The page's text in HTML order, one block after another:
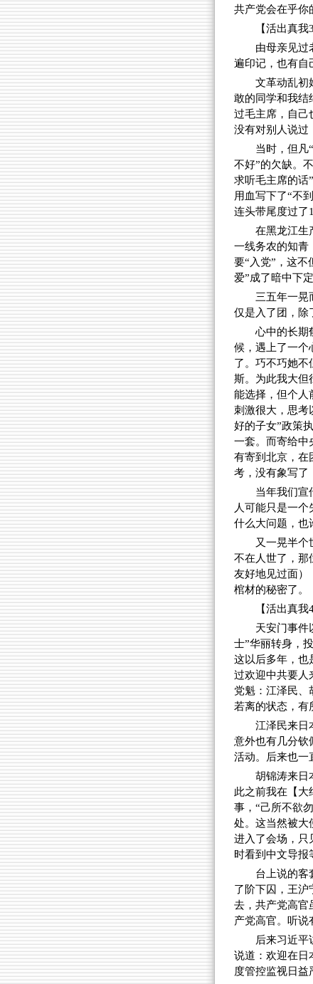
共产党会在乎你
【活出真
由母亲见过
遍印记，也有自
文革动乱初
敢的同学和我结
过毛主席，自己
没有对别人说过
当时，但凡
不好”的欠缺。
求听毛主席的话
用血写下了“不
连头带尾度过了
在黑龙江生
一线务农的知青
要“入党”，这不
爱”成了暗中下
三五年一晃
仅是入了团，除
心中的长期
候，遇上了一个
了。巧不巧她不
斯。为此我大但
能选择，但个人
刺激很大，思考
好的子女”政策
一套。而寄给中
有寄到北京，在
考，没有象写了
当年我们宣
人可能只是一
什么大问题，也
又一晃半个
不在人世了，那
友好地见过面）
棺材的秘密了。
【活出真
天安门事件
士”华丽转身，
这以后多年，也
过欢迎中共要人
党魁：江泽民、
若离的状态，有
江泽民来日
意外也有几分钦
活动。后来也一
胡锦涛来日
此之前我在【大
事，“己所不欲
处。这当然被大
进入了会场，只
时看到中文导报
台上说的客
了阶下囚，王沪
去，共产党高官
产党高官。听说
后来习近平
说道：欢迎在日
度管控监视日益